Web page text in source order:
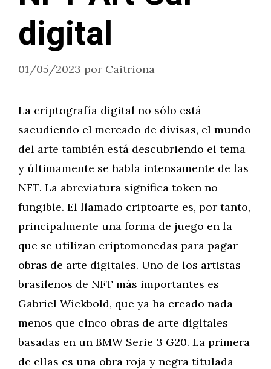
digital
01/05/2023 por Caitriona
La criptografía digital no sólo está
sacudiendo el mercado de divisas, el mundo
del arte también está descubriendo el tema
y últimamente se habla intensamente de las
NFT. La abreviatura significa token no
fungible. El llamado criptoarte es, por tanto,
principalmente una forma de juego en la
que se utilizan criptomonedas para pagar
obras de arte digitales. Uno de los artistas
brasileños de NFT más importantes es
Gabriel Wickbold, que ya ha creado nada
menos que cinco obras de arte digitales
basadas en un BMW Serie 3 G20. La primera
de ellas es una obra roja y negra titulada